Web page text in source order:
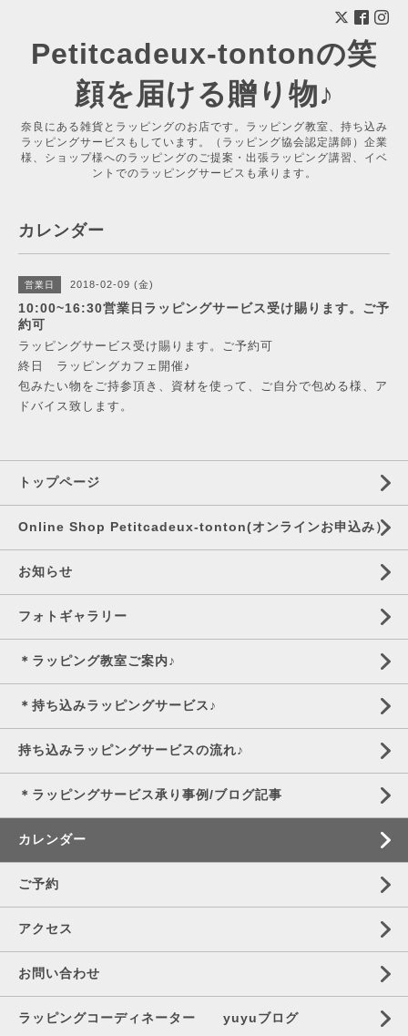
Petitcadeux-tontonの笑
顔を届ける贈り物♪
奈良にある雑貨とラッピングのお店です。ラッピング教室、持ち込み
ラッピングサービスもしています。（ラッピング協会認定講師）企業
様、ショップ様へのラッピングのご提案・出張ラッピング講習、イベ
ントでのラッピングサービスも承ります。
カレンダー
営業日 2018-02-09 (金)
10:00~16:30営業日ラッピングサービス受け賜ります。ご予
約可
ラッピングサービス受け賜ります。ご予約可
終日 ラッピングカフェ開催♪
包みたい物をご持参頂き、資材を使って、ご自分で包める様、ア
ドバイス致します。
トップページ
Online Shop Petitcadeux-tonton(オンラインお申込み）
お知らせ
フォトギャラリー
＊ラッピング教室ご案内♪
＊持ち込みラッピングサービス♪
持ち込みラッピングサービスの流れ♪
＊ラッピングサービス承り事例/ブログ記事
カレンダー
ご予約
アクセス
お問い合わせ
ラッピングコーディネーター yuyuブログ